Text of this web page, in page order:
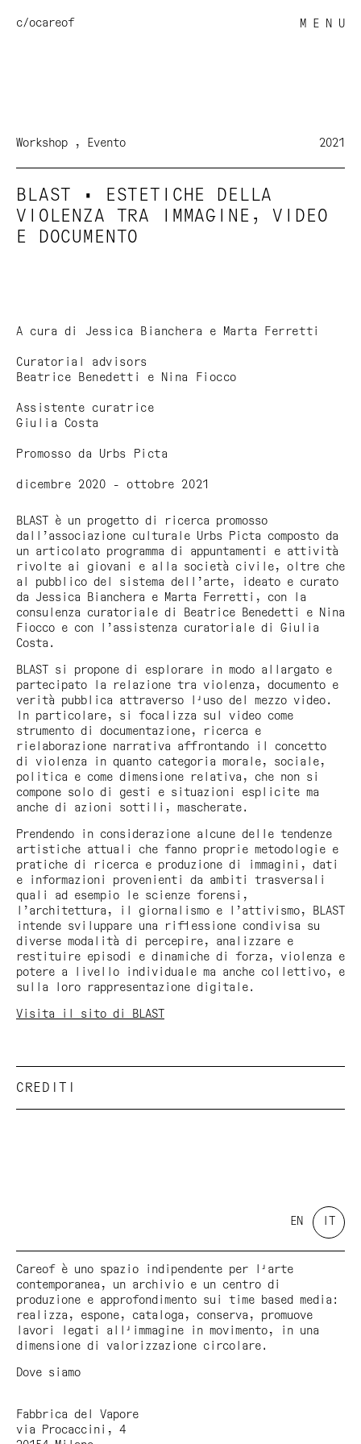
c/ocareof M E N U
Workshop Evento 2021
BLAST • ESTETICHE DELLA
VIOLENZA TRA IMMAGINE, VIDEO
E DOCUMENTO
A cura di Jessica Bianchera e Marta Ferretti
Curatorial advisors
Beatrice Benedetti e Nina Fiocco
Assistente curatrice
Giulia Costa
Promosso da Urbs Picta
dicembre 2020 - ottobre 2021
BLAST è un progetto di ricerca promosso
dall’associazione culturale Urbs Picta composto da
un articolato programma di appuntamenti e attività
rivolte ai giovani e alla società civile, oltre che
al pubblico del sistema dell’arte, ideato e curato
da Jessica Bianchera e Marta Ferretti, con la
consulenza curatoriale di Beatrice Benedetti e Nina
Fiocco e con l’assistenza curatoriale di Giulia
Costa.
BLAST si propone di esplorare in modo allargato e
partecipato la relazione tra violenza, documento e
verità pubblica attraverso l'uso del mezzo video.
In particolare, si focalizza sul video come
strumento di documentazione, ricerca e
rielaborazione narrativa affrontando il concetto
di violenza in quanto categoria morale, sociale,
politica e come dimensione relativa, che non si
compone solo di gesti e situazioni esplicite ma
anche di azioni sottili, mascherate.
Prendendo in considerazione alcune delle tendenze
artistiche attuali che fanno proprie metodologie e
pratiche di ricerca e produzione di immagini, dati
e informazioni provenienti da ambiti trasversali
quali ad esempio le scienze forensi,
l’architettura, il giornalismo e l’attivismo, BLAST
intende sviluppare una riflessione condivisa su
diverse modalità di percepire, analizzare e
restituire episodi e dinamiche di forza, violenza e
potere a livello individuale ma anche collettivo, e
sulla loro rappresentazione digitale.
Visita il sito di BLAST
CREDITI
Attività Culturali e per il Turismo, Provincia di
Verona, Comune di Verona, Accademia di Belle Arti
di Verona
Communication partner: Ashtart Consultancy
Media partner: Exibart
EN
Careof è uno spazio indipendente per l'arte
contemporanea, un archivio e un centro di
produzione e approfondimento sui time based media:
realizza, espone, cataloga, conserva, promuove
lavori legati all'immagine in movimento, in una
dimensione di valorizzazione circolare.
Dove siamo
Fabbrica del Vapore
via Procaccini, 4